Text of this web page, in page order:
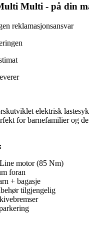
Multi - på din
reklamasjonsansvar
elektrisk
for barnefamilier og
motor (85 Nm)
foran
+ bagasje
tilgjengelig